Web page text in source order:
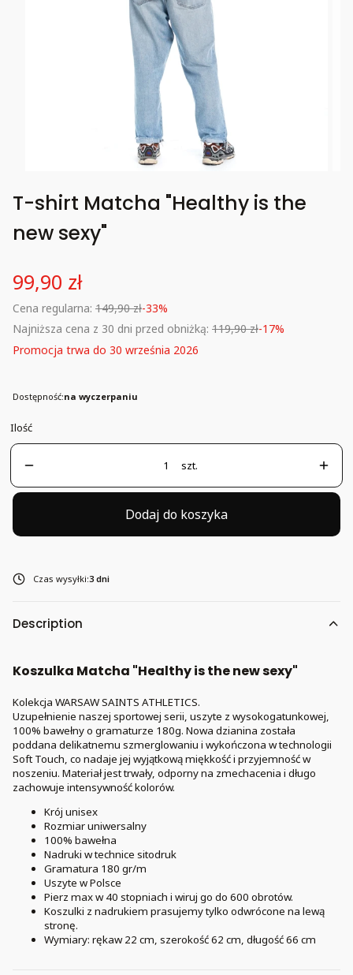
T-shirt Matcha "Healthy is the
new sexy"
99,90 zł
Cena regularna: 149,90 zł-33%
Najniższa cena z 30 dni przed obniżką: 119,90 zł-17%
Promocja trwa do 30 września 2026
Dostępność:na wyczerpaniu
Ilość
szt.
Dodaj do koszyka
Czas wysyłki:3 dni
Description
Koszulka Matcha "Healthy is the new sexy"
Kolekcja WARSAW SAINTS ATHLETICS.
Uzupełnienie naszej sportowej serii, uszyte z wysokogatunkowej,
100% bawełny o gramaturze 180g. Nowa dzianina została
poddana delikatnemu szmerglowaniu i wykończona w technologii
Soft Touch, co nadaje jej wyjątkową miękkość i przyjemność w
noszeniu. Materiał jest trwały, odporny na zmechacenia i długo
zachowuje intensywność kolorów.
Krój unisex
Rozmiar uniwersalny
100% bawełna
Nadruki w technice sitodruk
Gramatura 180 gr/m
Uszyte w Polsce
Pierz max w 40 stopniach i wiruj go do 600 obrotów.
Koszulki z nadrukiem prasujemy tylko odwrócone na lewą
stronę.
Wymiary: rękaw 22 cm, szerokość 62 cm, długość 66 cm